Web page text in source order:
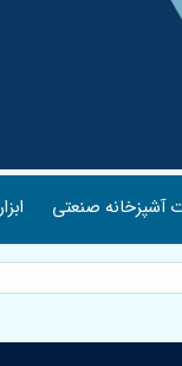
آشپزخانه صنعتی